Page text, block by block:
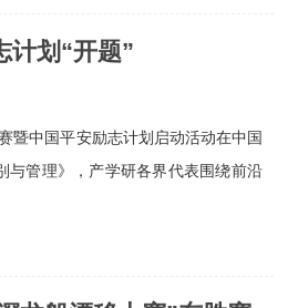
计划“开题”
暨中国平安励志计划启动活动在中国
与管理》，产学研各界代表围绕前沿